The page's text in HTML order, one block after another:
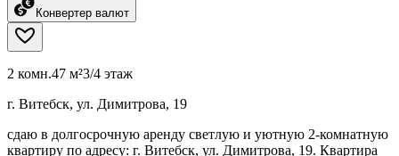
Конвертер валют
2 комн.47 м²3/4 этаж
г. Витебск, ул. Димитрова, 19
сдаю в долгосрочную аренду светлую и уютную 2-комнатную
квартиру по адресу: г. Витебск, ул. Димитрова, 19. Квартира